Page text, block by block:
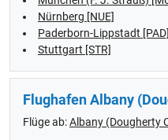
Nürnberg [NUE]
Paderborn-Lippstadt [PAD]
Stuttgart [STR]
Flughafen Albany
Flüge ab:Albany (Dougherty